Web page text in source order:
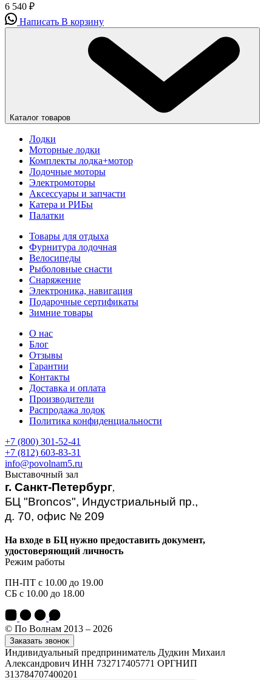
6 540 ₽
Написать В корзину
Каталог товаров
Лодки
Моторные лодки
Комплекты лодка+мотор
Лодочные моторы
Электромоторы
Аксессуары и запчасти
Катера и РИБы
Палатки
Товары для отдыха
Фурнитура лодочная
Велосипеды
Рыболовные снасти
Снаряжение
Электроника, навигация
Подарочные сертификаты
Зимние товары
О нас
Блог
Отзывы
Гарантии
Контакты
Доставка и оплата
Производители
Распродажа лодок
Политика конфиденциальности
+7 (800) 301-52-41
+7 (812) 603-83-31
info@povolnam5.ru
Выставочный зал
г. Санкт-Петербург,
БЦ "Broncos", Индустриальный пр.,
д. 70, офис № 209
На входе в БЦ нужно предоставить документ,
удостоверяющий личность
Режим работы
ПН-ПТ с 10.00 до 19.00
СБ с 10.00 до 18.00
© По Волнам 2013 – 2026
Заказать звонок
Индивидуальный предприниматель Дудкин Михаил
Александрович ИНН 732717405771 ОРГНИП
313784707400201